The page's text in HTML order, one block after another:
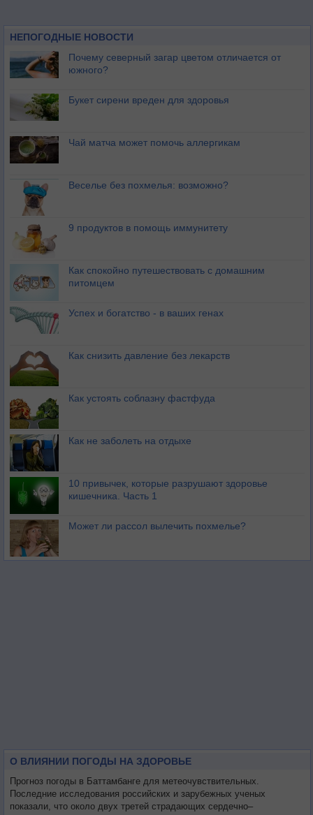
НЕПОГОДНЫЕ НОВОСТИ
Почему северный загар цветом отличается от
южного?
Букет сирени вреден для здоровья
Чай матча может помочь аллергикам
Веселье без похмелья: возможно?
9 продуктов в помощь иммунитету
Как спокойно путешествовать с домашним
питомцем
Успех и богатство - в ваших генах
Как снизить давление без лекарств
Как устоять соблазну фастфуда
Как не заболеть на отдыхе
10 привычек, которые разрушают здоровье
кишечника. Часть 1
Может ли рассол вылечить похмелье?
О ВЛИЯНИИ ПОГОДЫ НА ЗДОРОВЬЕ
Прогноз погоды в Баттамбанге для метеочувствительных.
Последние исследования российских и зарубежных ученых
показали, что около двух третей страдающих сердечно–